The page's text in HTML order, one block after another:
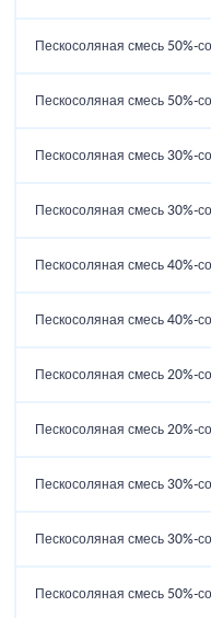
Пескосоляная смесь 50%-
Пескосоляная смесь 50%-
Пескосоляная смесь 30%-
Пескосоляная смесь 30%-
Пескосоляная смесь 40%-
Пескосоляная смесь 40%-
Пескосоляная смесь 20%-
Пескосоляная смесь 20%-
Пескосоляная смесь 30%-
Пескосоляная смесь 30%-
Пескосоляная смесь 50%-